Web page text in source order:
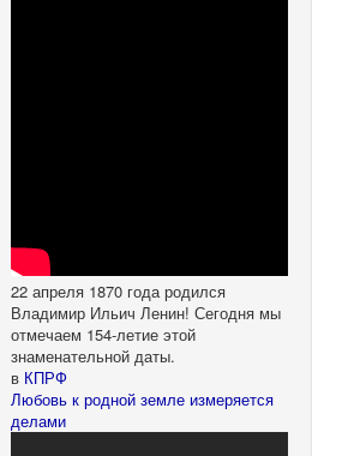
22 апреля 1870 года родился
Владимир Ильич Ленин! Сегодня мы
отмечаем 154-летие этой
знаменательной даты.
в КПРФ
Любовь к родной земле измеряется
делами